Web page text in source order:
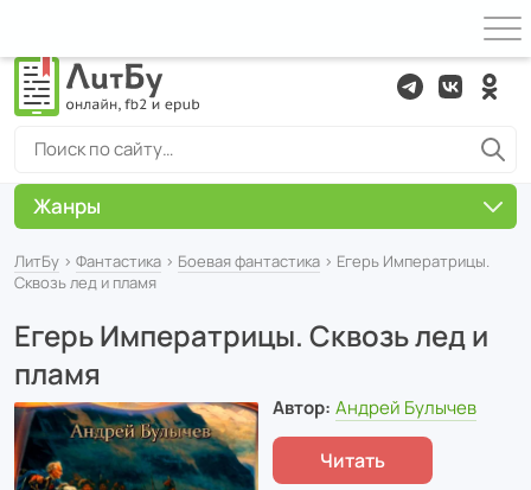
ЛитБу › Фантастика › Боевая фантастика › Егерь Императрицы.
Сквозь лед и пламя
Егерь Императрицы. Сквозь лед и
пламя
Автор: Андрей Булычев
Читать
Жанры